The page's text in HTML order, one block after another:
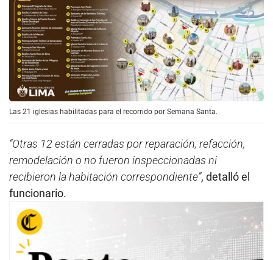
Las 21 iglesias habilitadas para el recorrido por Semana Santa.
“Otras 12 están cerradas por reparación, refacción,
remodelación o no fueron inspeccionadas ni
recibieron la habitación correspondiente”, detalló el
funcionario.